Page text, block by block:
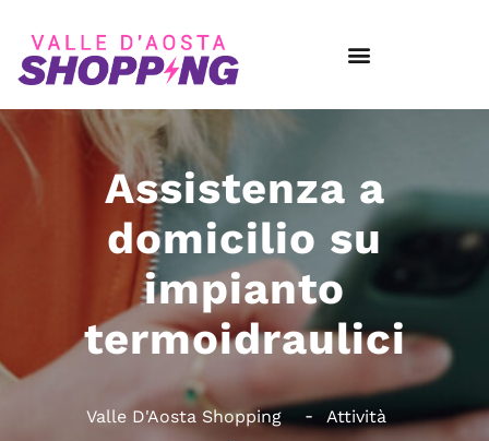
Assistenza a
domicilio su
impianto
termoidraulici
Valle D'Aosta Shopping Attività